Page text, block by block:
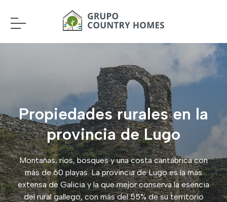
Propiedades rurales en la
provincia de Lugo
Montañas, ríos, bosques y una costa cantábrica con
más de 60 playas. La provincia de Lugo es la más
extensa de Galicia y la que mejor conserva la esencia
del rural gallego, con más del 55% de su territorio